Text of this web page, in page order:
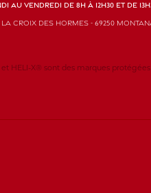
AU VENDREDI DE 8H À 12H30 ET DE
Croix des Hormes - 69250
HELI-X® sont des marques